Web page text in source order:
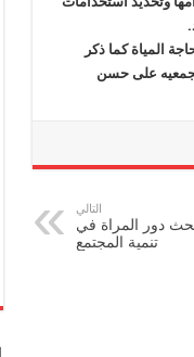
المياة كما ذكر
على حسن
التالي
دور المراة في
تنمية المجتمع